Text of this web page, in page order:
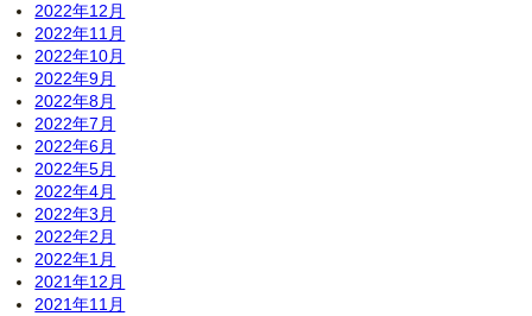
2022年12月
2022年11月
2022年10月
2022年9月
2022年8月
2022年7月
2022年6月
2022年5月
2022年4月
2022年3月
2022年2月
2022年1月
2021年12月
2021年11月